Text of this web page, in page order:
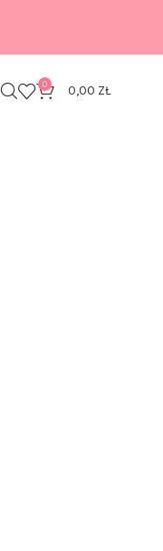
0 0,00 ZŁ